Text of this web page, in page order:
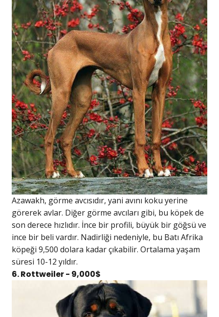
Azawakh, görme avcısıdır, yani avını koku yerine
görerek avlar. Diğer görme avcıları gibi, bu köpek de
son derece hızlıdır. İnce bir profili, büyük bir göğsü ve
ince bir beli vardır. Nadirliği nedeniyle, bu Batı Afrika
köpeği 9,500 dolara kadar çıkabilir. Ortalama yaşam
süresi 10-12 yıldır.
6. Rottweiler - 9,000$